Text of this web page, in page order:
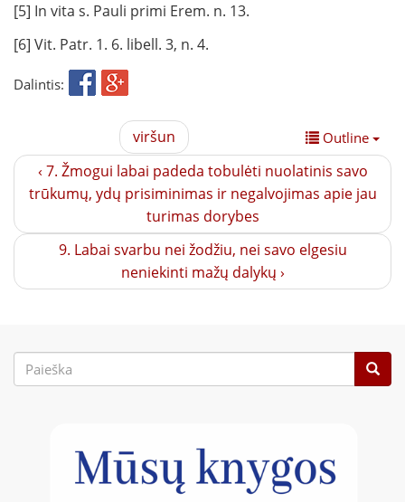
[5] In vita s. Pauli primi Erem. n. 13.
[6] Vit. Patr. 1. 6. libell. 3, n. 4.
Dalintis:
Outline
‹ 7. Žmogui labai padeda tobulėti nuolatinis savo
trūkumų, ydų prisiminimas ir negalvojimas apie jau
turimas dorybes
viršun
9. Labai svarbu nei žodžiu, nei savo elgesiu
neniekinti mažų dalykų ›
Paieškos